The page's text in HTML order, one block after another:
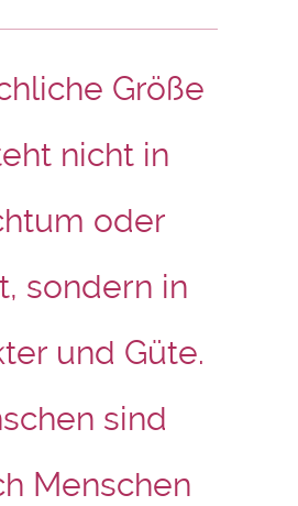
Größe
nicht in
oder
sondern in
und Güte.
sind
Menschen